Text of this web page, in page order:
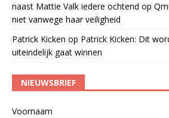
naast Mattie Valk iedere ochtend op
niet vanwege haar veiligheid
Patrick Kicken op Patrick Kicken: Dit
uiteindelijk gaat winnen
NIEUWSBRIEF
Voornaam